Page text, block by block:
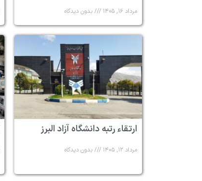
مرداد ۱۶, ۱۴۰۵ بدون دیدگاه
ارتقاء رتبه دانشگاه آزاد البرز
مرداد ۱۲, ۱۴۰۵ بدون دیدگاه